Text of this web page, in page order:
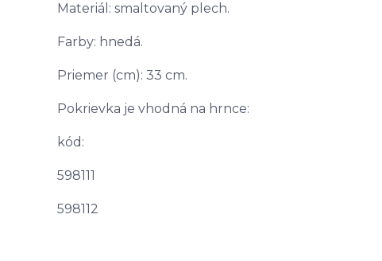
Materiál: smaltovaný plech.
Farby: hnedá.
Priemer (cm): 33 cm.
Pokrievka je vhodná na hrnce:
kód:
598111
598112